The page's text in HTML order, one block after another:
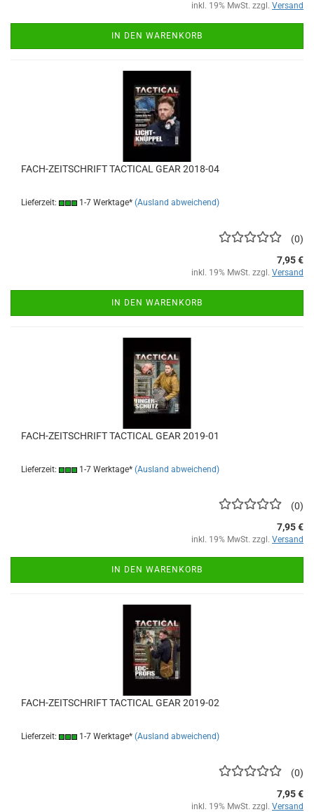
inkl. 19% MwSt. zzgl. Versand
IN DEN WARENKORB
FACH-ZEITSCHRIFT TACTICAL GEAR 2018-04
Lieferzeit: 1-7 Werktage* (Ausland abweichend)
0
7,95 €
inkl. 19% MwSt. zzgl. Versand
IN DEN WARENKORB
FACH-ZEITSCHRIFT TACTICAL GEAR 2019-01
Lieferzeit: 1-7 Werktage* (Ausland abweichend)
0
7,95 €
inkl. 19% MwSt. zzgl. Versand
IN DEN WARENKORB
FACH-ZEITSCHRIFT TACTICAL GEAR 2019-02
Lieferzeit: 1-7 Werktage* (Ausland abweichend)
0
7,95 €
inkl. 19% MwSt. zzgl. Versand